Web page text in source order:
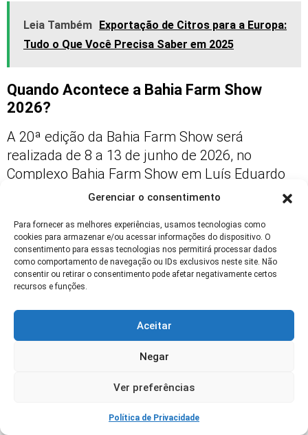
Gerenciar o consentimento
Para fornecer as melhores experiências, usamos tecnologias como
cookies para armazenar e/ou acessar informações do dispositivo. O
consentimento para essas tecnologias nos permitirá processar dados
como comportamento de navegação ou IDs exclusivos neste site. Não
consentir ou retirar o consentimento pode afetar negativamente certos
recursos e funções.
Aceitar
Negar
Ver preferências
Política de Privacidade
Leia Também
Exportação de Citros para a Europa:
Tudo o Que Você Precisa Saber em 2025
Quando Acontece a Bahia Farm Show
2026?
A 20ª edição da Bahia Farm Show será
realizada de 8 a 13 de junho de 2026, no
Complexo Bahia Farm Show em Luís Eduardo
Magalhães, Oeste da Bahia. O evento contará
o público recorde de 162 mil visitantes
registrado em 2025, incluindo novidades
tecnológicas e o primeiro leilão de bovinos da
feira.
Quem Organiza a Bahia Farm Show?
A organização da Bahia Farm Show fica a cargo
da Associação de Agricultores e Irrigantes da
Bahia (AIBA), em parceria com a Associação
Baiana dos Produtores de Algodão (Abapa), a
Associação dos Irrigantes do Oeste da Bahia